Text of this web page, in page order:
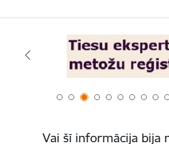
Vai šī informācija bija